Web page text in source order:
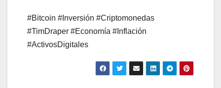
#Bitcoin #Inversión #Criptomonedas
#TimDraper #Economía #Inflación
#ActivosDigitales